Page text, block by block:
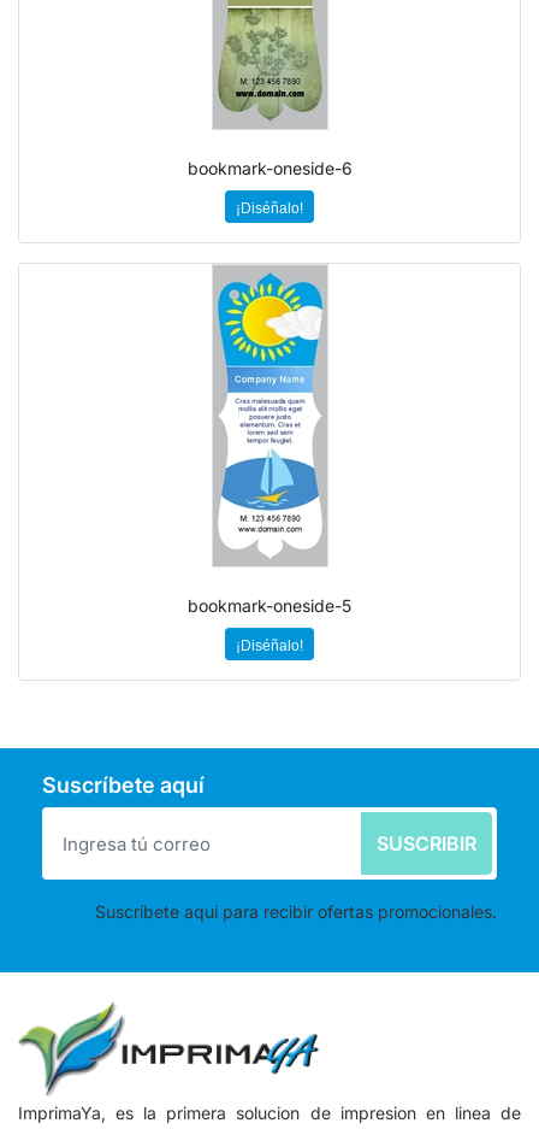
bookmark-oneside-6
¡Diséñalo!
bookmark-oneside-5
¡Diséñalo!
Suscríbete aquí
SUSCRIBIR
Suscríbete aquí para recibir ofertas promocionales.
ImprimaYa, es la primera solucion de impresion en linea de